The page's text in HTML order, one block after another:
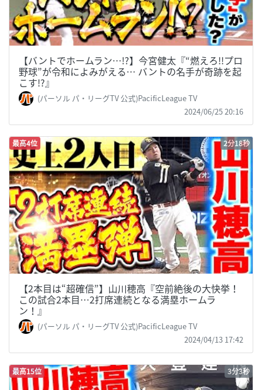
【バントでホームラン…!?】今宮健太『“燃えろ!!プロ
野球”が令和によみがえる… バントの名手が奇跡を起
こす!?』
(パーソル パ・リーグTV 公式)PacificLeague TV
2024/06/25 20:16
最高4位 2分18秒
【2本目は“超確信”】山川穂高『空前絶後の大快挙！
この試合2本目…2打席連続となる満塁ホームラ
ン！』
(パーソル パ・リーグTV 公式)PacificLeague TV
2024/04/13 17:42
最高15位 3分3秒